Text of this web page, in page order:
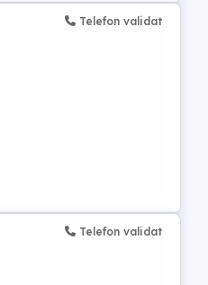
Telefon validat
Telefon validat